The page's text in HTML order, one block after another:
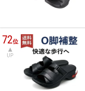
72位
UP